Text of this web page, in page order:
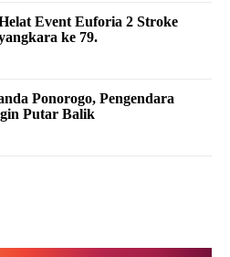
Event Euforia 2 Stroke
ke 79.
Ponorogo, Pengendara
Putar Balik